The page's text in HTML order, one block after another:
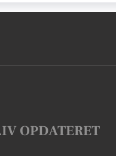
OPDATERET